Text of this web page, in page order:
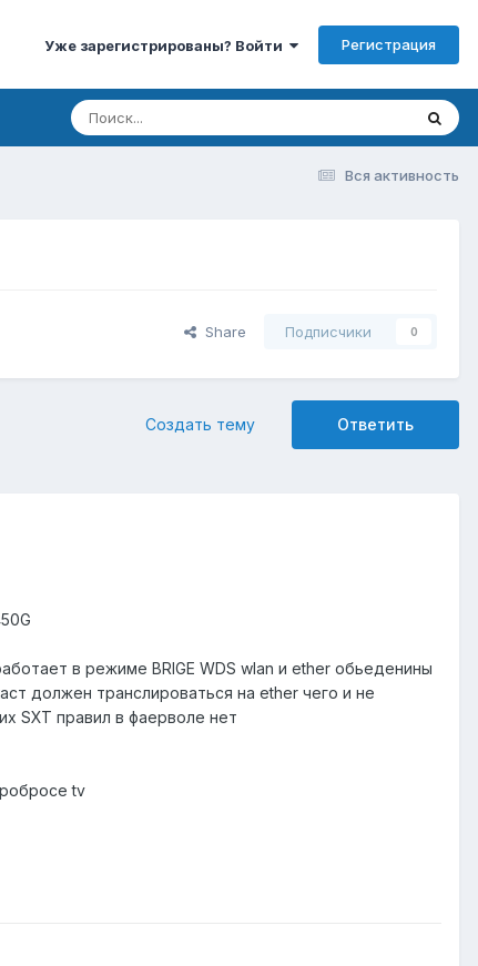
Уже зарегистрированы? Войти Регистрация
Вся активность
Share Подписчики 0
Ответить
Создать тему
в режиме BRIGE WDS wlan и ether обьеденины
должен транслироваться на ether чего и не
SXT правил в фаерволе нет
tv